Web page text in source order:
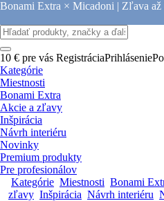
Bonami Extra × Micadoni | Zľava
10 € pre vás RegistráciaPrihlásenie
Kategórie
Miestnosti
Bonami Extra
Akcie a zľavy
Inšpirácia
Návrh interiéru
Novinky
Premium produkty
Pre profesionálov
Kategórie Miestnosti Bonami
zľavy Inšpirácia Návrh interiéru